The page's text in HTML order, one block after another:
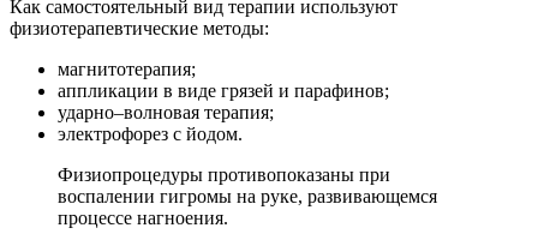
Как самостоятельный вид терапии используют
физиотерапевтические методы:
магнитотерапия;
аппликации в виде грязей и парафинов;
ударно–волновая терапия;
электрофорез с йодом.
Физиопроцедуры противопоказаны при
воспалении гигромы на руке, развивающемся
процессе нагноения.